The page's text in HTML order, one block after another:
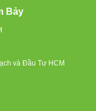
Bảy
và Đầu Tư HCM